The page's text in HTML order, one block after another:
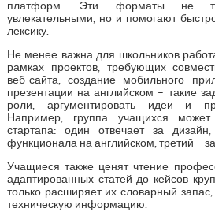
платформ. Эти форматы не
увлекательными, но и помогают
лексику.
Не менее важна для школьников
рамках проектов, требующих
веб-сайта, создание мобильного
презентации на английском – такие
роли, аргументировать идеи и
Например, группа учащихся может
стартапа: один отвечает за
функционала на английском, третий –
Учащиеся также ценят чтение
адаптированных статей до кейсов
только расширяет их словарный
техническую информацию.